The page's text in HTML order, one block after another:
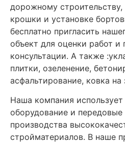
дорожному строительству,
крошки и установке
бесплатно пригласить
объект для оценки работ и
консультации. А также
плитки, озеленение,
асфальтирование, ковка на
Наша компания
оборудование и передовые
производства
стройматериалов. В наше